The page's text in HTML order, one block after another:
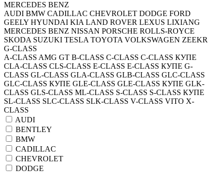
MERCEDES BENZ
AUDI BMW CADILLAC CHEVROLET DODGE FORD
GEELY HYUNDAI KIA LAND ROVER LEXUS LIXIANG
MERCEDES BENZ NISSAN PORSCHE ROLLS-ROYCE
SKODA SUZUKI TESLA TOYOTA VOLKSWAGEN ZEEKR
G-CLASS
A-CLASS AMG GT B-CLASS C-CLASS C-CLASS КУПЕ
CLA-CLASS CLS-CLASS E-CLASS E-CLASS КУПЕ G-
CLASS GL-CLASS GLA-CLASS GLB-CLASS GLC-CLASS
GLC-CLASS КУПЕ GLE-CLASS GLE-CLASS КУПЕ GLK-
CLASS GLS-CLASS ML-CLASS S-CLASS S-CLASS КУПЕ
SL-CLASS SLC-CLASS SLK-CLASS V-CLASS VITO X-
CLASS
AUDI
BENTLEY
BMW
CADILLAC
CHEVROLET
DODGE